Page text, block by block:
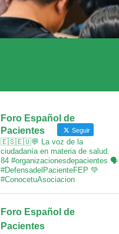
Foro Español de
Pacientes
Seguir
🇪🇸🇪🇺💬 La voz de la
ciudadanía en materia de salud.
84 #organizacionesdepacientes 🗣
#DefensadelPacienteFEP 💚
#ConocetuAsociacion
Foro Español de
Pacientes